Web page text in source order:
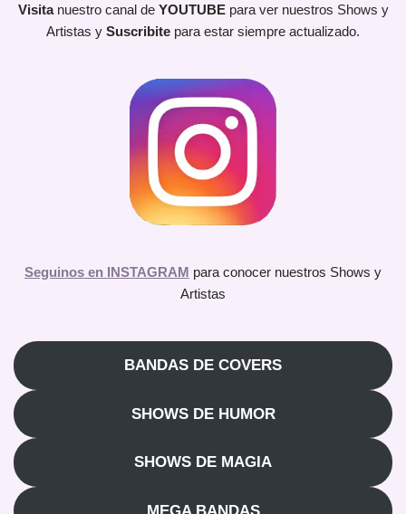
Visita nuestro canal de YOUTUBEpara ver nuestros Shows y
Artistas y Suscribite para estar siempre actualizado.
Seguinos en INSTAGRAM para conocer nuestros Shows y
Artistas
BANDAS DE COVERS
SHOWS DE HUMOR
SHOWS DE MAGIA